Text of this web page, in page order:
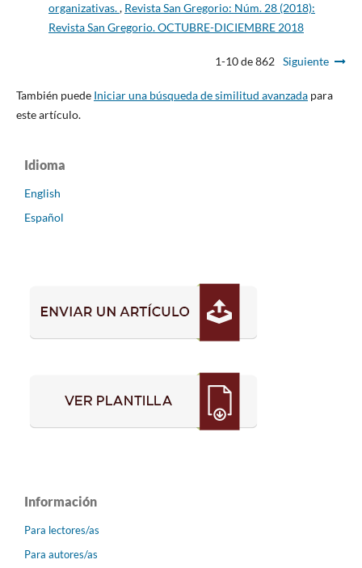
organizativas., Revista San Gregorio: Núm. 28 (2018):
Revista San Gregorio. OCTUBRE-DICIEMBRE 2018
1-10 de 862 Siguiente
También puede Iniciar una búsqueda de similitud avanzadapara
este artículo.
Idioma
English
Español
Información
Para lectores/as
Para autores/as